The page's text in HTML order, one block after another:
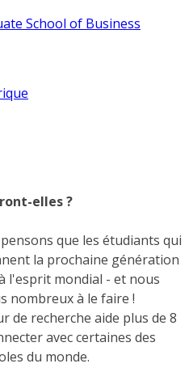
School of Business
elles ?
que les étudiants qui
la prochaine génération
l'esprit mondial - et nous
nombreux à le faire !
de recherche aide plus de 8
avec certaines des
du monde.